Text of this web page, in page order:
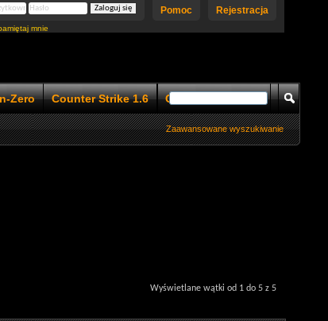
Rejestracja
Pomoc
mnie
Zero Counter Strike 1.6 Counter Strike 1.5
Zaawansowane wyszukiwanie
Wyświetlane wątki od 1 do 5 z 5